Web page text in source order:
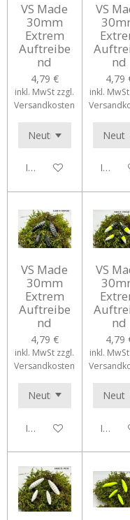
VS Made
30mm
Extrem
Auftreibe
nd
4,79 €
inkl. MwSt zzgl.
Versandkosten
In den Warenkorb
VS
nd
4,79
inkl.
In
VS Made
30mm
Extrem
Auftreibe
nd
4,79 €
inkl. MwSt zzgl.
Versandkosten
In den Warenkorb
VS
nd
4,79
inkl.
In